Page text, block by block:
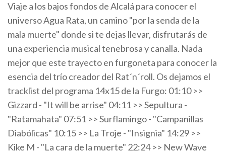
Viaje a los bajos fondos de Alcalá para conocer el
universo Agua Rata, un camino "por la senda de la
mala muerte" donde si te dejas llevar, disfrutarás de
una experiencia musical tenebrosa y canalla. Nada
mejor que este trayecto en furgoneta para conocer la
esencia del trío creador del Rat´n´roll. Os dejamos el
tracklist del programa 14x15 de la Furgo: 01:10 >>
Gizzard - "It will be arrise" 04:11 >> Sepultura -
"Ratamahata" 07:51 >> Surflamingo - "Campanillas
Diabólicas" 10:15 >> La Troje - "Insignia" 14:29 >>
Kike M - "La cara de la muerte" 22:24 >> New Wave